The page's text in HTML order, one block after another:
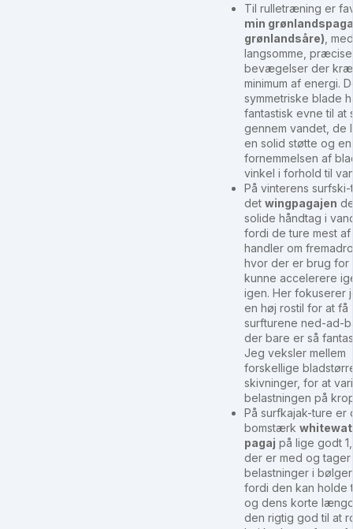
Til rulletræning er
min
grønlandsåre) , med
langsomme, præcise
bevægelser der
minimum af energi.
symmetriske blade
fantastisk evne til at
gennem vandet, de
en solid støtte og
fornemmelsen af
vinkel i forhold til
På vinterens
det wingpagajen
solide håndtag i
fordi de ture mest af
handler om
hvor der er brug for
kunne accelerere
igen. Her fokuserer
en høj rostil for at få
surfturene ned-ad-
der bare er så
Jeg veksler mellem
forskellige
skivninger, for at
belastningen på
På surfkajak-ture er
bomstærk
pagaj på lige godt
der er med og
belastninger i
fordi den kan holde
og dens korte
den rigtig god til at